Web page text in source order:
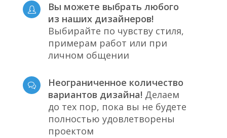
Вы можете выбрать любого
из наших дизайнеров!
Выбирайте по чувству стиля,
примерам работ или при
личном общении
Неограниченное количество
вариантов дизайна! Делаем
до тех пор, пока вы не будете
полностью удовлетворены
проектом